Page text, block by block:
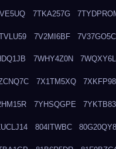
7TKA257G
7V2MI6BF 7V37GO5C
7WHY4Z0N
7X1TM5XQ
7YHSQGPE
804ITWBC 80G20QY8